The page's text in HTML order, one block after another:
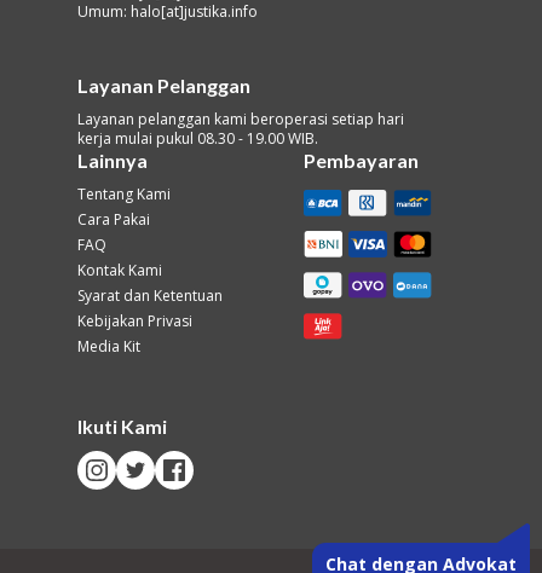
Chat dengan Advokat
Umum: halo[at]justika.info
Layanan Pelanggan
Layanan pelanggan kami beroperasi setiap hari
kerja mulai pukul 08.30 - 19.00 WIB.
Lainnya
Tentang Kami
Cara Pakai
FAQ
Kontak Kami
Syarat dan Ketentuan
Kebijakan Privasi
Media Kit
Ikuti Kami
Pembayaran